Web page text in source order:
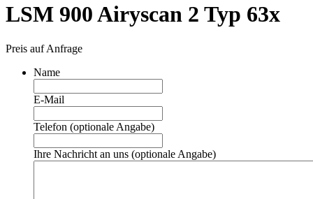
LSM 900 Airyscan 2 Typ 63x
Preis auf Anfrage
Name
E-Mail
Telefon (optionale Angabe)
Ihre Nachricht an uns (optionale Angabe)